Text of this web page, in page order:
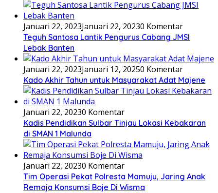
Januari 22, 2023Januari 22, 20230 Komentar
Teguh Santosa Lantik Pengurus Cabang JMSI
Lebak Banten
Januari 22, 2023Januari 12, 20250 Komentar
Kado Akhir Tahun untuk Masyarakat Adat Majene
Januari 22, 20230 Komentar
Kadis Pendidikan Sulbar Tinjau Lokasi Kebakaran
di SMAN 1 Malunda
Januari 22, 20230 Komentar
Tim Operasi Pekat Polresta Mamuju, Jaring Anak
Remaja Konsumsi Boje Di Wisma